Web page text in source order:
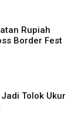
Rupiah
Border Fest
Tolok Ukur